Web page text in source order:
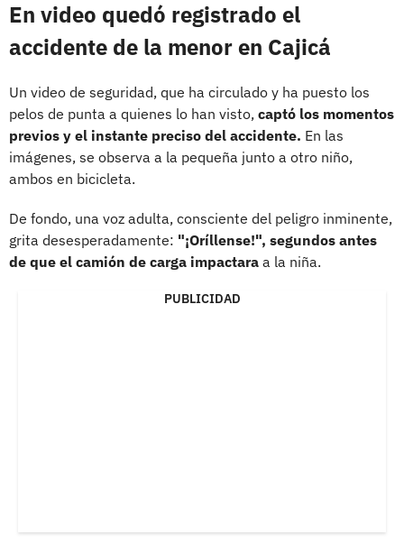
En video quedó registrado el
accidente de la menor en Cajicá
Un video de seguridad, que ha circulado y ha puesto los
pelos de punta a quienes lo han visto, captó los momentos
previos y el instante preciso del accidente. En las
imágenes, se observa a la pequeña junto a otro niño,
ambos en bicicleta.
De fondo, una voz adulta, consciente del peligro inminente,
grita desesperadamente: "¡Oríllense!", segundos antes
de que el camión de carga impactara a la niña.
PUBLICIDAD